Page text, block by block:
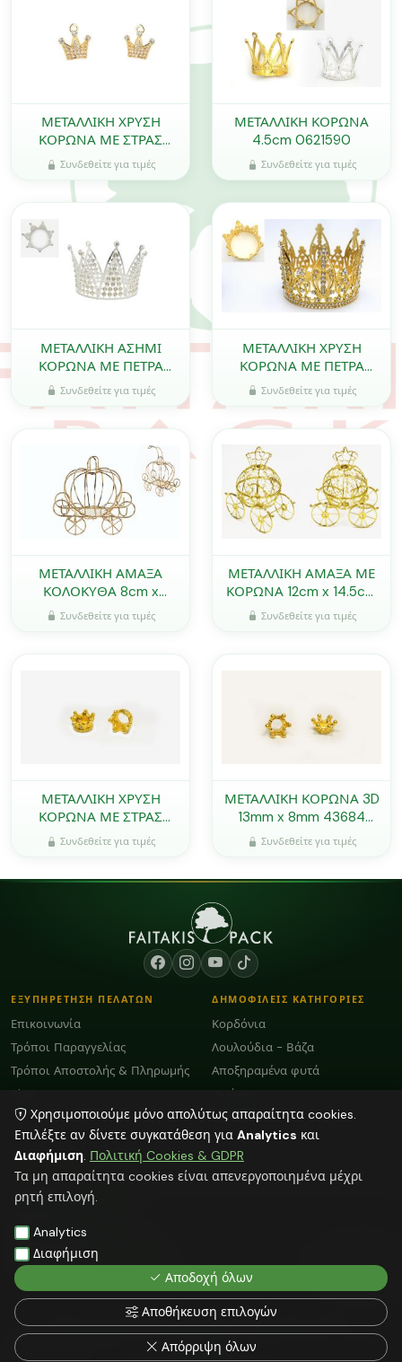
ΜΕΤΑΛΛΙΚΗ ΧΡΥΣΗ
ΚΟΡΩΝΑ ΜΕ ΣΤΡΑΣ
0517996
Συνδεθείτε για τιμές
ΜΕΤΑΛΛΙΚΗ ΚΟΡΩΝΑ
4.5cm 0621590
Συνδεθείτε για τιμές
ΜΕΤΑΛΛΙΚΗ ΑΣΗΜΙ
ΚΟΡΩΝΑ ΜΕ ΠΕΤΡΑ
ΤΥΠΟΥ ΣΒΑΡΟΦΣΚΙ 8cm
0621591
Συνδεθείτε για τιμές
ΜΕΤΑΛΛΙΚΗ ΧΡΥΣΗ
ΚΟΡΩΝΑ ΜΕ ΠΕΤΡΑ
ΤΥΠΟΥ ΣΒΑΡΟΦΣΚΙ 8cm
0621592
Συνδεθείτε για τιμές
ΜΕΤΑΛΛΙΚΗ ΑΜΑΞΑ
ΚΟΛΟΚΥΘΑ 8cm x
11.5cm 0517970
Συνδεθείτε για τιμές
ΜΕΤΑΛΛΙΚΗ ΑΜΑΞΑ ΜΕ
ΚΟΡΩΝΑ 12cm x 14.5cm
0517954
Συνδεθείτε για τιμές
ΜΕΤΑΛΛΙΚΗ ΧΡΥΣΗ
ΚΟΡΩΝΑ ΜΕ ΣΤΡΑΣ
7mm x 10mm B76369
0517946
Συνδεθείτε για τιμές
ΜΕΤΑΛΛΙΚΗ ΚΟΡΩΝΑ 3D
13mm x 8mm 43684
0517947
Συνδεθείτε για τιμές
ΕΞΥΠΗΡΕΤΗΣΗ ΠΕΛΑΤΩΝ
Επικοινωνία
Τρόποι Παραγγελίας
Τρόποι Αποστολής & Πληρωμής
Blog
Όροι Χρήσης και GDPR
ΔΗΜΟΦΙΛΕΙΣ ΚΑΤΗΓΟΡΙΕΣ
Κορδόνια
Λουλούδια - Βάζα
Αποξηραμένα φυτά
Φούντες
Plexiglass Διακοσμητικά
ΕΠΙΚΟΙΝΩΝΙΑ
ΗΡΑΚΛΕΙΟ: 2818103009
info@faitakispack.net
athens@faitakispack.net
ΘΕΣΣΑΛΟΝΙΚΗ:2310683980
thessaloniki@faitakispack.net
Όλες οι αναγραφόμενες τιμές δεν συμπεριλαμβάνουν ΦΠΑ
© 2026 FAITAKIS PACK — ΦΑΪΤΑΚΗΣ ΣΤΕΛΙΟΣ — faitakispack.net — All rights
reserved
Χρησιμοποιούμε μόνο απολύτως απαραίτητα cookies.
Επιλέξτε αν δίνετε συγκατάθεση για Analytics και
Διαφήμιση. Πολιτική Cookies & GDPR
Τα μη απαραίτητα cookies είναι απενεργοποιημένα μέχρι
ρητή επιλογή.
Analytics
Διαφήμιση
Αποδοχή όλων
Αποθήκευση επιλογών
Απόρριψη όλων